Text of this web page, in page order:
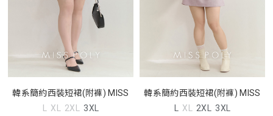
韓系簡約西裝短裙(附褲) MISS
L XL 2XL 3XL
韓系簡約西裝短裙(附褲) MISS
L XL 2XL 3XL